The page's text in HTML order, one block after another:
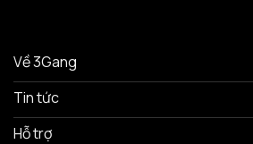
Về 3Gang
Tin tức
Hỗ trợ